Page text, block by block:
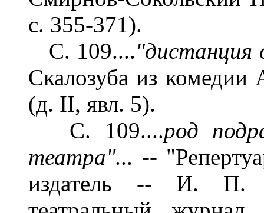
с. 355-371).
С. 109...."дистанция
Скалозуба из
(д. II, явл. 5).
С. 109....род
театра"... --
издатель -- И. П.